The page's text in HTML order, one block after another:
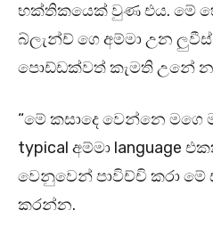
භක්තිකයෙක් වුණ එය. මේ
බ්ලැන්ච් ගෙ අම්මා උන
පොඩ්ඩක්වත් කැමති උනේ
“මේ කසාදෙ වෙන්නෙ
typical අම්මා language
වෙනුවෙන් පාවිච්චි කරා
කරන්න.